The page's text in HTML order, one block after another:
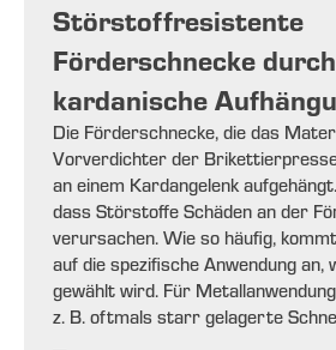
Störstoffresistente
Förderschnecke durch
kardanische
Die Förderschnecke, die das
Vorverdichter der
an einem Kardangelenk
dass Störstoffe Schäden an der
verursachen. Wie so häufig,
auf die spezifische Anwendung an,
gewählt wird. Für
z. B. oftmals starr gelagerte